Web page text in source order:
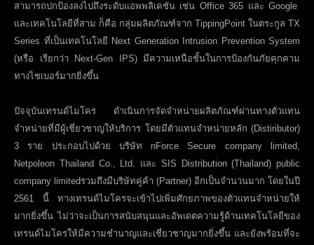
สามารถปกป้องลงไปถึงระดับแอพพลิเคชัน เช่น Office365 และGoogle
และเทคโนโลยีที่สาม ก็คือ กลุ่มผลิตภัณฑ์จาก TippingPoint ในตระกูล TX
Series ที่เป็นเทคโนโลยี Next Generation Intrusion Prevention System
(หรือ เรียกว่า Next-Gen IPS) มีความเหนือชั้นในการป้องกันภัยคุกคาม
ทางไซเบอร์มากยิ่งขึ้น
ปัจจุบันเทรนด์ไมโคร ดำเนินการจัดจำหน่ายผลิตภัณฑ์ผ่านทางตัวแทน
จำหน่ายที่มีผู้เชี่ยวชาญให้บริการ โดยมีตัวแทนจำหน่ายหลัก (Distiributor)
3 ราย ประกอบไปด้วย บริษัท nForce Secure company limited,
Netpoleon Thailand Co., Ltd. และ SIS Distribution (Thailand) public
company limitedรวมถึงมีบริษัทคู่ค้า (Partner) อีกเป็นจำนวนมาก โดยในปี
2561 นี้ ทางเทรนด์ไมโครจะเข้าไปเพิ่มศักยภาพของตัวแทนจำหน่ายให้
มากยิ่งขึ้น ไม่ว่าจะเป็นการสนับสนุนและอัพเดตความรู้ด้านเทคโนโลยีของ
เทรนด์ไมโครให้มีความชำนาญและเชี่ยวชาญมากยิ่งขึ้น และยังพร้อมที่จะ